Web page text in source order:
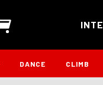
DANCE CLIMB